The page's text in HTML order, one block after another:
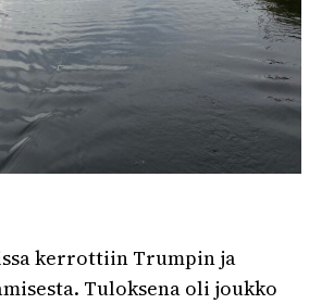
kerrottiin Trumpin ja
Tuloksena oli joukko